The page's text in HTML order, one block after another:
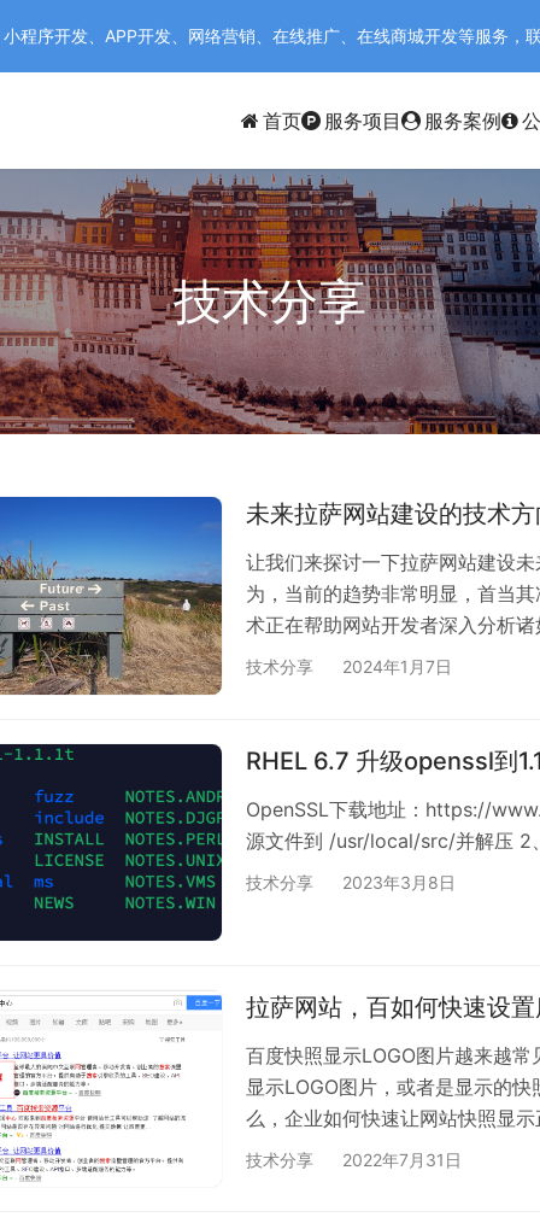
程序开发、APP开发、网络营销、在线推广、在线商城开发等服务，
首页 服务项目 服务案例
技术分享
未来拉萨网站建设的技术
让我们来探讨一下拉萨网站建设
为，当前的趋势非常明显，首当
术正在帮助网站开发者深入分析
面。此外，它还在智能客服和在
悉去中心化的人来说，简单来说
技术分享 2024年1月7日
RHEL 6.7 升级openssl到
OpenSSL下载地址：https://
源文件到 /usr/local/src/并解压 2
技术分享 2023年3月8日
拉萨网站，百如何快速设
百度快照显示LOGO图片越来越
显示LOGO图片，或者是显示的
么，企业如何快速让网站快照显
百度搜索资源中心（必须先注册
技术分享 2022年7月31日